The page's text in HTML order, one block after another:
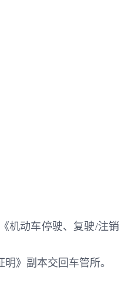
机动车停驶、复驶/注销
》副本交回车管所。